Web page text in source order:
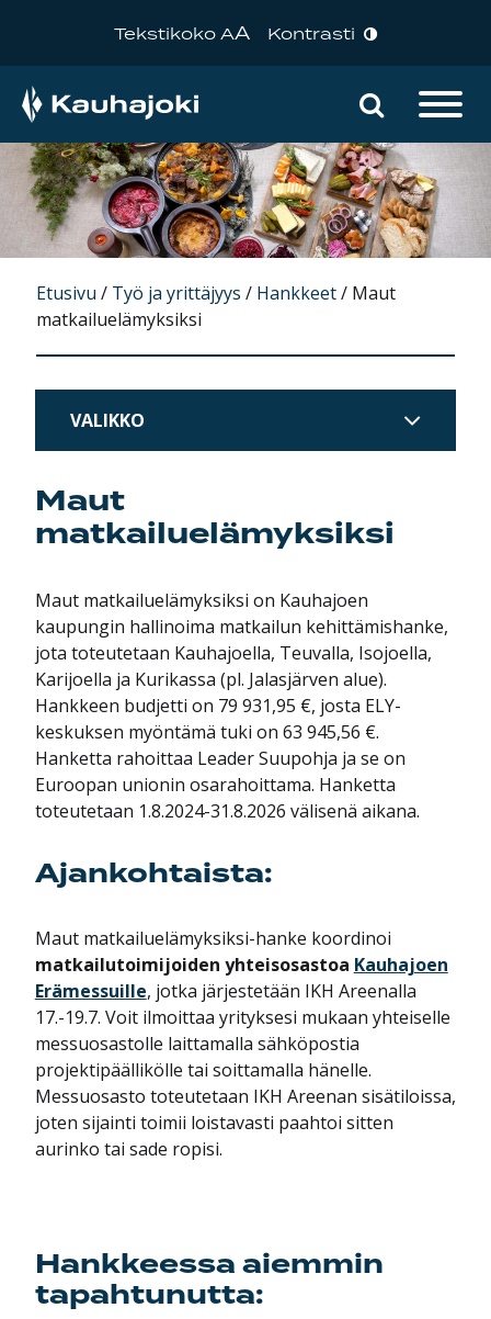
Tekstikoko AA Kontrasti
Päävalikko Hae
Etusivu / Työ ja yrittäjyys / Hankkeet/ Maut
matkailuelämyksiksi
VALIKKO
Maut
matkailuelämyksiksi
Maut matkailuelämyksiksi on Kauhajoen
kaupungin hallinoima matkailun kehittämishanke,
jota toteutetaan Kauhajoella, Teuvalla, Isojoella,
Karijoella ja Kurikassa (pl. Jalasjärven alue).
Hankkeen budjetti on 79 931,95 €, josta ELY-
keskuksen myöntämä tuki on 63 945,56 €.
Hanketta rahoittaa Leader Suupohja ja se on
Euroopan unionin osarahoittama. Hanketta
toteutetaan 1.8.2024-31.8.2026 välisenä aikana.
Ajankohtaista:
Maut matkailuelämyksiksi-hanke koordinoi
matkailutoimijoiden yhteisosastoa Kauhajoen
Erämessuille, jotka järjestetään IKH Areenalla
17.-19.7. Voit ilmoittaa yrityksesi mukaan yhteiselle
messuosastolle laittamalla sähköpostia
projektipäällikölle tai soittamalla hänelle.
Messuosasto toteutetaan IKH Areenan sisätiloissa,
joten sijainti toimii loistavasti paahtoi sitten
aurinko tai sade ropisi.
Hankkeessa aiemmin
tapahtunutta: